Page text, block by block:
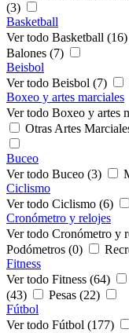
(3)
Basketball
Ver todo Basketball (16)
Balones (7)
Beisbol
Ver todo Beisbol (7)
Boxeo y artes marciales
Ver todo Boxeo y artes
Otras Artes
Buceo
Ver todo Buceo (3)
Ciclismo
Ver todo Ciclismo (6)
Cronómetro y relojes
Ver todo Cronómetro y
Podómetros (0)
Fitness
Ver todo Fitness (64)
(43)
Pesas (22)
Fútbol
Ver todo Fútbol (177)